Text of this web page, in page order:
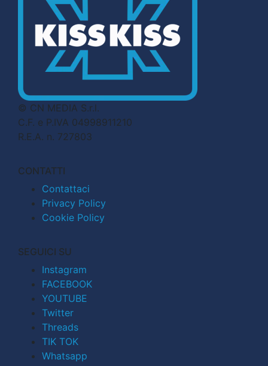
© CN MEDIA S.r.l.
C.F. e P.IVA 04998911210
R.E.A. n. 727803
CONTATTI
Contattaci
Privacy Policy
Cookie Policy
SEGUICI SU
Instagram
FACEBOOK
YOUTUBE
Twitter
Threads
TIK TOK
Whatsapp